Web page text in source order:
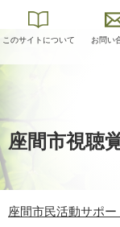
このサイトについて お問い
座間市視聴
座間市民活動サポ